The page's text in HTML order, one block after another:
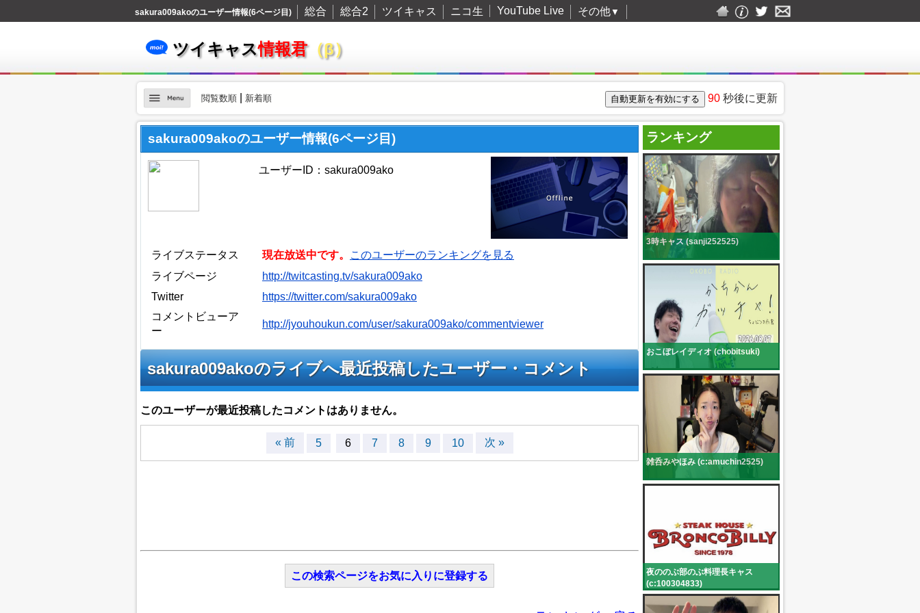
sakura009akoのユーザー情報(6ページ目) 総合 総合2 ツイキャス ニコ生 YouTube Live その他▼
ツイキャス情報君（β）
閲覧数順| 新着順 90秒後に更新
sakura009akoのユーザー情報(6ページ目)
ユーザーID：sakura009ako
ライブステータス 現在放送中です。
このユーザーのランキングを見る
ライブページ
http://twitcasting.tv/sakura009ako
Twitter
https://twitter.com/sakura009ako
コメントビューア
ー
http://jyouhoukun.com/user/sakura009ako/commentviewer
sakura009akoのライブへ最近投稿したユーザー・コメント
このユーザーが最近投稿したコメントはありません。
« 前 5 6 7 8 9 10 次 »
この検索ページをお気に入りに登録する
ランキング
3時キャス (sanji252525)
おこぼレイディオ (chobitsuki)
雑呑みやほみ (c:amuchin2525)
夜ののぶ部のぶ料理長キャス
(c:100304833)